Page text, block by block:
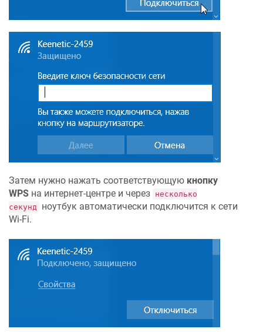
Затем нужно нажать соответствующую кнопку
WPS на интернет-центре и через несколько
секунд
ноутбук автоматически подключится к сети
Wi-Fi.